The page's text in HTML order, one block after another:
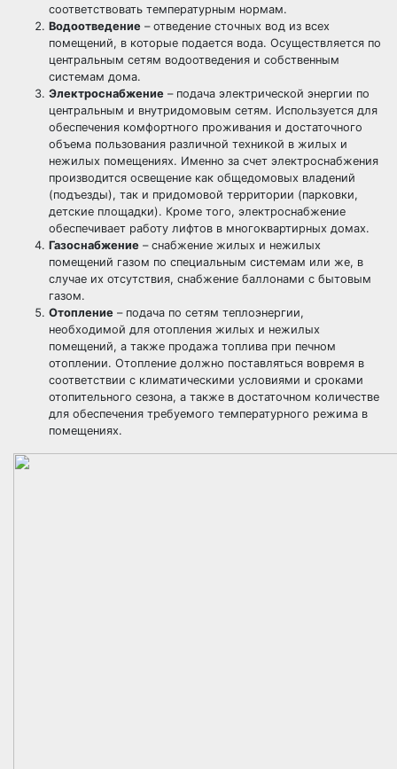
соответствовать температурным нормам.
Водоотведение – отведение сточных вод из всех
помещений, в которые подается вода. Осуществляется по
центральным сетям водоотведения и собственным
системам дома.
Электроснабжение – подача электрической энергии по
центральным и внутридомовым сетям. Используется для
обеспечения комфортного проживания и достаточного
объема пользования различной техникой в жилых и
нежилых помещениях. Именно за счет электроснабжения
производится освещение как общедомовых владений
(подъезды), так и придомовой территории (парковки,
детские площадки). Кроме того, электроснабжение
обеспечивает работу лифтов в многоквартирных домах.
Газоснабжение – снабжение жилых и нежилых
помещений газом по специальным системам или же, в
случае их отсутствия, снабжение баллонами с бытовым
газом.
Отопление – подача по сетям теплоэнергии,
необходимой для отопления жилых и нежилых
помещений, а также продажа топлива при печном
отоплении. Отопление должно поставляться вовремя в
соответствии с климатическими условиями и сроками
отопительного сезона, а также в достаточном количестве
для обеспечения требуемого температурного режима в
помещениях.